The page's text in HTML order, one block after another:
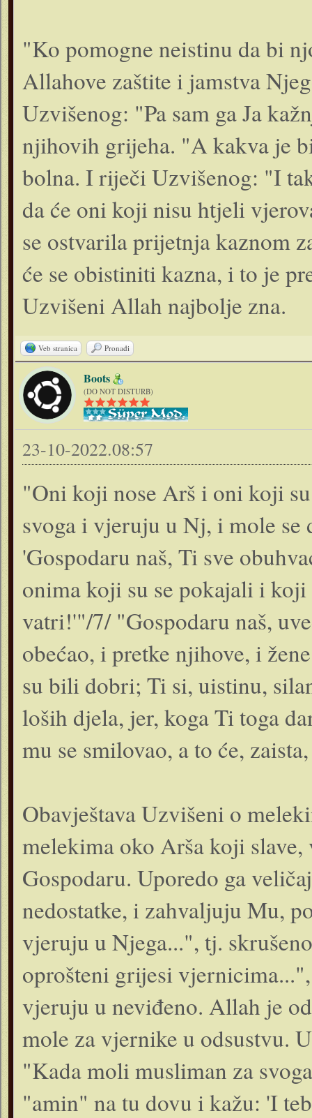
"Ko pomogne neistinu da bi
Allahove zaštite i jamstva
Uzvišenog: "Pa sam ga Ja
njihovih grijeha. "A kakva je
bolna. I riječi Uzvišenog: "I
da će oni koji nisu htjeli
se ostvarila prijetnja kaznom
će se obistiniti kazna, i to je
Uzvišeni Allah najbolje zna.
Veb stranica Pronađi
Boots
(DO NOT DISTURB)
23-10-2022.08:57
"Oni koji nose Arš i oni koji
svoga i vjeruju u Nj, i mole
'Gospodaru naš, Ti sve
onima koji su se pokajali i
vatri!'"/7/ "Gospodaru naš,
obećao, i pretke njihove, i
su bili dobri; Ti si, uistinu,
loših djela, jer, koga Ti toga
mu se smilovao, a to će,
Obavještava Uzvišeni o
melekima oko Arša koji
Gospodaru. Uporedo ga
nedostatke, i zahvaljuju Mu,
vjeruju u Njega...", tj.
oprošteni grijesi
vjeruju u neviđeno. Allah je
mole za vjernike u odsustvu.
"Kada moli musliman za
"amin" na tu dovu i kažu: 'I